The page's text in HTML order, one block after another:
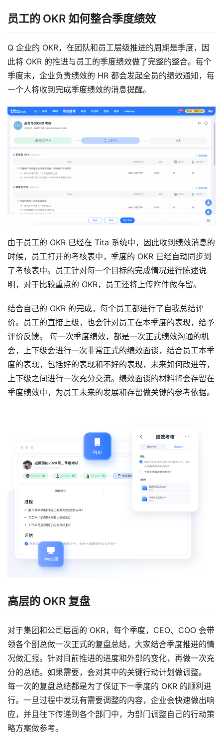
员工的 OKR 如何整合季度绩效
Q 企业的 OKR，在团队和员工层级推进的周期是季度，因
此将 OKR 的推进与员工的季度绩效做了完整的整合。每个
季度末，企业负责绩效的 HR 都会发起全员的绩效通知，每
一个人将收到完成季度绩效的消息提醒。
由于员工的 OKR 已经在 Tita 系统中，因此收到绩效消息的
时候，员工打开的考核表中，季度的 OKR 已经自动同步到
了考核表中。员工针对每一个目标的完成情况进行陈述说
明，对于比较重点的 OKR，员工还将上传附件做存留。
结合自己的 OKR 的完成，每个员工都进行了自我总结评
价。员工的直接上级，也会针对员工在本季度的表现，给予
评价反馈。 每一次季度绩效，都是一次正式绩效沟通的机
会，上下级会进行一次非常正式的绩效面谈，结合员工本季
度的表现，包括好的表现和不好的表现，未来如何改进等，
上下级之间进行一次充分交流。绩效面谈的材料将会存留在
季度绩效中，为员工未来的发展和存留做关键的参考依据。
高层的 OKR 复盘
对于集团和公司层面的 OKR，每个季度，CEO、COO 会带
领各个副总做一次正式的复盘总结，大家结合季度推进的情
况做汇报。针对目前推进的进度和外部的变化，再做一次充
分的总结。如果需要，会对其中的关键行动计划做调整。
每一次的复盘总结都是为了保证下一季度的 OKR 的顺利进
行。一旦过程中发现有需要调整的内容，企业会快速做出响
应，并且往下传递到各个部门中，为部门调整自己的行动策
略方案做参考。